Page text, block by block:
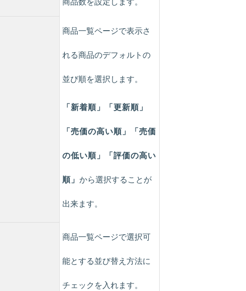
商品一覧ページで表示さ
れる商品のデフォルトの
並び順を選択します。
「新着順」「更新順」
「売価の高い順」「売価
の低い順」「評価の高い
順」 から選択することが
出来ます。
商品一覧ページで選択可
能とする並び替え方法に
チェックを入れます。